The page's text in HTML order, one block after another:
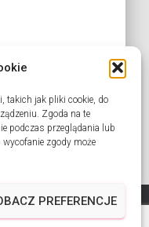
takich jak pliki cookie, do
Zgoda na te
podczas przeglądania lub
zgody może
PREFERENCJE